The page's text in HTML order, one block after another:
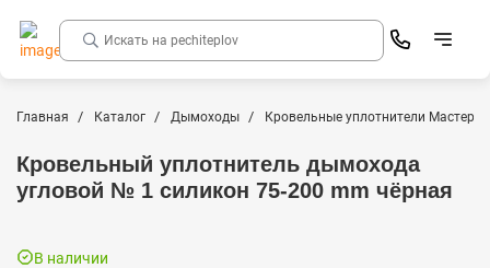
Главная Каталог Дымоходы Кровельные уплотнители Мастер
Кровельный уплотнитель дымохода
угловой № 1 силикон 75-200 mm чёрная
В наличии